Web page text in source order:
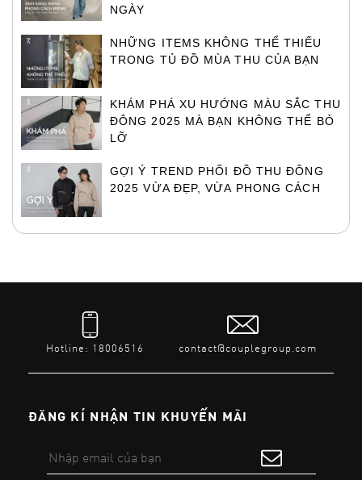
NGÀY
NHỮNG ITEMS KHÔNG THỂ THIẾU
TRONG TỦ ĐỒ MÙA THU CỦA BẠN
KHÁM PHÁ XU HƯỚNG MÀU SẮC THU
ĐÔNG 2025 MÀ BẠN KHÔNG THỂ BỎ
LỠ
GỢI Ý TREND PHỐI ĐỒ THU ĐÔNG
2025 VỪA ĐẸP, VỪA PHONG CÁCH
Hotline: 18006516 contact@couplegroup.com
ĐĂNG KÍ NHẬN TIN KHUYẾN MÃI